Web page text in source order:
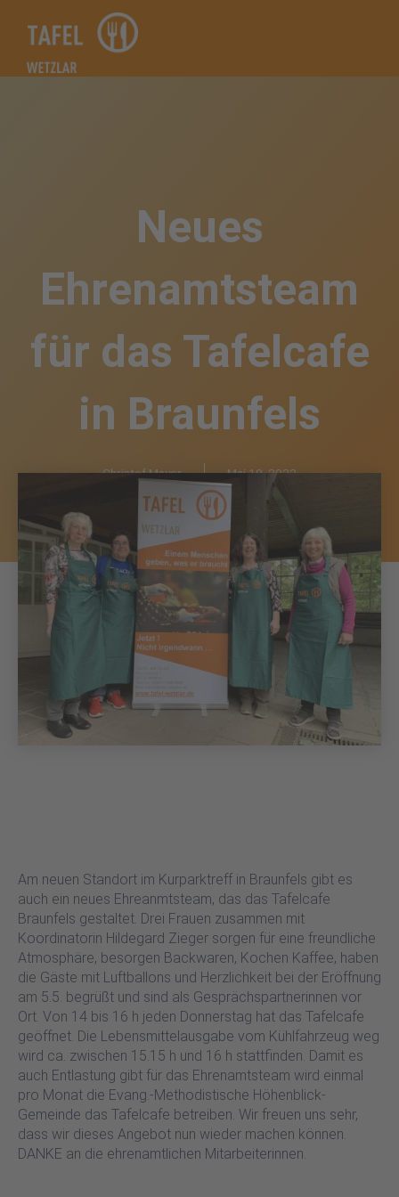
springen
Neues
Ehrenamtsteam
für das Tafelcafe
in Braunfels
Christof Mayer Mai 10, 2022
Am neuen Standort im Kurparktreff in Braunfels gibt es
auch ein neues Ehreanmtsteam, das das Tafelcafe
Braunfels gestaltet. Drei Frauen zusammen mit
Koordinatorin Hildegard Zieger sorgen für eine freundliche
Atmosphäre, besorgen Backwaren, Kochen Kaffee, haben
die Gäste mit Luftballons und Herzlichkeit bei der Eröffnung
am 5.5. begrüßt und sind als Gesprächspartnerinnen vor
Ort. Von 14 bis 16 h jeden Donnerstag hat das Tafelcafe
geöffnet. Die Lebensmittelausgabe vom Kühlfahrzeug weg
wird ca. zwischen 15.15 h und 16 h stattfinden. Damit es
auch Entlastung gibt für das Ehrenamtsteam wird einmal
pro Monat die Evang.-Methodistische Höhenblick-
Gemeinde das Tafelcafe betreiben. Wir freuen uns sehr,
dass wir dieses Angebot nun wieder machen können.
DANKE an die ehrenamtlichen Mitarbeiterinnen.